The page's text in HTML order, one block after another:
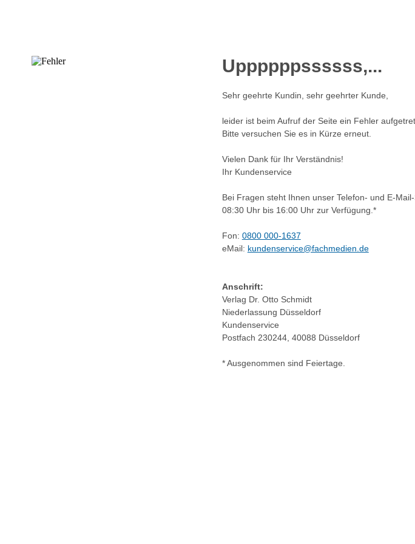
Uppppppssssss,...
Sehr geehrte Kundin, sehr geehrter Kunde,
leider ist beim Aufruf der Seite ein Fehler
Bitte versuchen Sie es in Kürze erneut.
Vielen Dank für Ihr Verständnis!
Ihr Kundenservice
Bei Fragen steht Ihnen unser Telefon- und E-
08:30 Uhr bis 16:00 Uhr zur Verfügung.*
Fon: 0800 000-1637
eMail: kundenservice@fachmedien.de
Anschrift:
Verlag Dr. Otto Schmidt
Niederlassung Düsseldorf
Kundenservice
Postfach 230244, 40088 Düsseldorf
* Ausgenommen sind Feiertage.